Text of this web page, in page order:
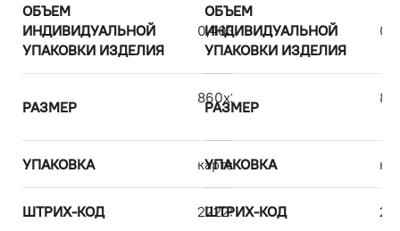
ОБЪЕМ
ИНДИВИДУАЛЬНОЙ
УПАКОВКИ ИЗДЕЛИЯ
0,403125
РАЗМЕР
860х2000х800
УПАКОВКА картон
ШТРИХ-КОД 2222500075168
ОБЪЕМ
ИНДИВИДУАЛЬНОЙ
УПАКОВКИ ИЗДЕЛИЯ
РАЗМЕР
УПАКОВКА
ШТРИХ-КОД